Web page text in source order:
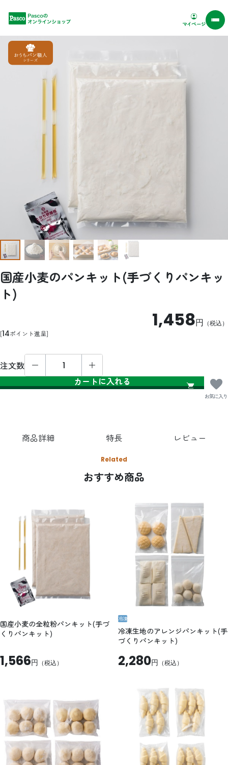
Pascoオンラインショップ マイページ
国産小麦のパンキット(手づくりパンキッ
ト)
1,458円 （税込）
14ポイント進呈
注文数
カートに入れる
お気に入り
商品詳細 特長 レビュー
Related
おすすめ商品
国産小麦の全粒粉パンキット(手づ
くりパンキット)
1,566円 （税込）
冷凍
冷凍生地のアレンジパンキット(手
づくりパンキット)
2,280円 （税込）